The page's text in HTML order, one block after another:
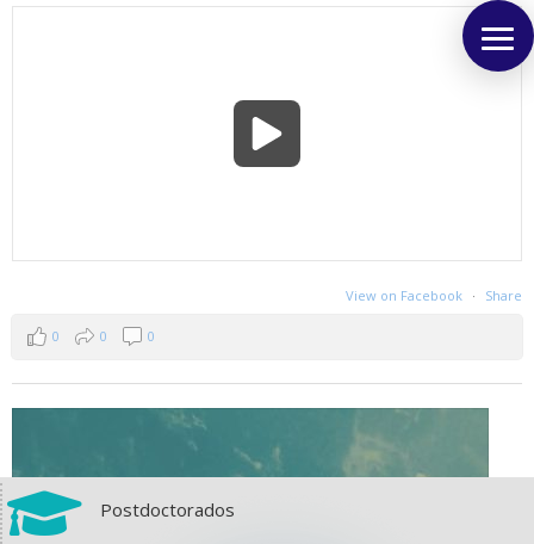
View on Facebook · Share
0 0 0
 Postdoctorados